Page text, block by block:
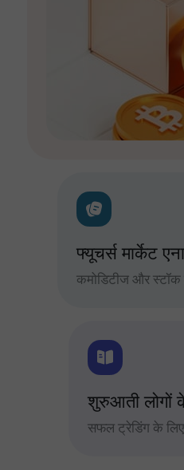
फ्यूचर्स मार्केट
कमोडिटीज और स्टॉक
शुरुआती लोगों
सफल ट्रेडिंग के